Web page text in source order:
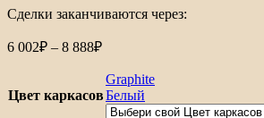
Сделки заканчиваются через:
6 002₽ – 8 888₽Диапазон
6
002₽
Цвет каркасов
Graphite
Белый